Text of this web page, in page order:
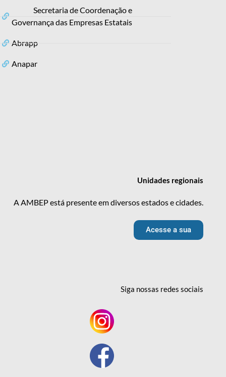
Secretaria de Coordenação e
Governança das Empresas Estatais
Abrapp
Anapar
Unidades regionais
A AMBEP está presente em diversos estados e cidades.
Acesse a sua
Siga nossas redessociais